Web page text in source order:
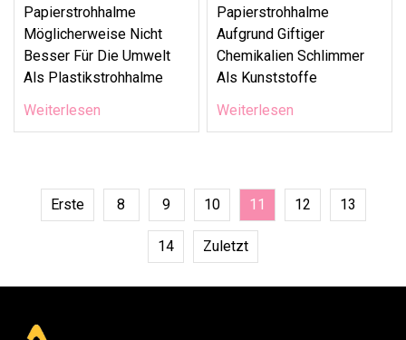
Papierstrohhalme
Möglicherweise Nicht
Besser Für Die Umwelt
Als Plastikstrohhalme
Weiterlesen
Papierstrohhalme
Aufgrund Giftiger
Chemikalien Schlimmer
Als Kunststoffe
Weiterlesen
Erste 8 9 10 11 12 13
14 Zuletzt